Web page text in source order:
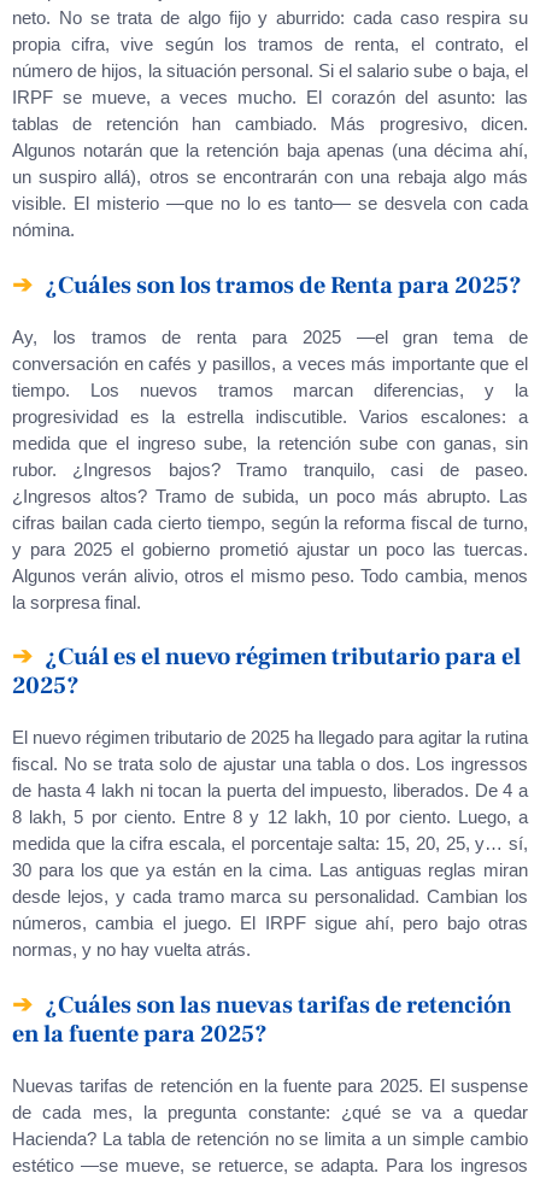
neto. No se trata de algo fijo y aburrido: cada caso respira su
propia cifra, vive según los tramos de renta, el contrato, el
número de hijos, la situación personal. Si el salario sube o baja, el
IRPF se mueve, a veces mucho. El corazón del asunto: las
tablas de retención han cambiado. Más progresivo, dicen.
Algunos notarán que la retención baja apenas (una décima ahí,
un suspiro allá), otros se encontrarán con una rebaja algo más
visible. El misterio —que no lo es tanto— se desvela con cada
nómina.
¿Cuáles son los tramos de Renta para 2025?
Ay, los tramos de renta para 2025 —el gran tema de
conversación en cafés y pasillos, a veces más importante que el
tiempo. Los nuevos tramos marcan diferencias, y la
progresividad es la estrella indiscutible. Varios escalones: a
medida que el ingreso sube, la retención sube con ganas, sin
rubor. ¿Ingresos bajos? Tramo tranquilo, casi de paseo.
¿Ingresos altos? Tramo de subida, un poco más abrupto. Las
cifras bailan cada cierto tiempo, según la reforma fiscal de turno,
y para 2025 el gobierno prometió ajustar un poco las tuercas.
Algunos verán alivio, otros el mismo peso. Todo cambia, menos
la sorpresa final.
¿Cuál es el nuevo régimen tributario para el
2025?
El nuevo régimen tributario de 2025 ha llegado para agitar la rutina
fiscal. No se trata solo de ajustar una tabla o dos. Los ingressos
de hasta 4 lakh ni tocan la puerta del impuesto, liberados. De 4 a
8 lakh, 5 por ciento. Entre 8 y 12 lakh, 10 por ciento. Luego, a
medida que la cifra escala, el porcentaje salta: 15, 20, 25, y… sí,
30 para los que ya están en la cima. Las antiguas reglas miran
desde lejos, y cada tramo marca su personalidad. Cambian los
números, cambia el juego. El IRPF sigue ahí, pero bajo otras
normas, y no hay vuelta atrás.
¿Cuáles son las nuevas tarifas de retención
en la fuente para 2025?
Nuevas tarifas de retención en la fuente para 2025. El suspense
de cada mes, la pregunta constante: ¿qué se va a quedar
Hacienda? La tabla de retención no se limita a un simple cambio
estético —se mueve, se retuerce, se adapta. Para los ingresos